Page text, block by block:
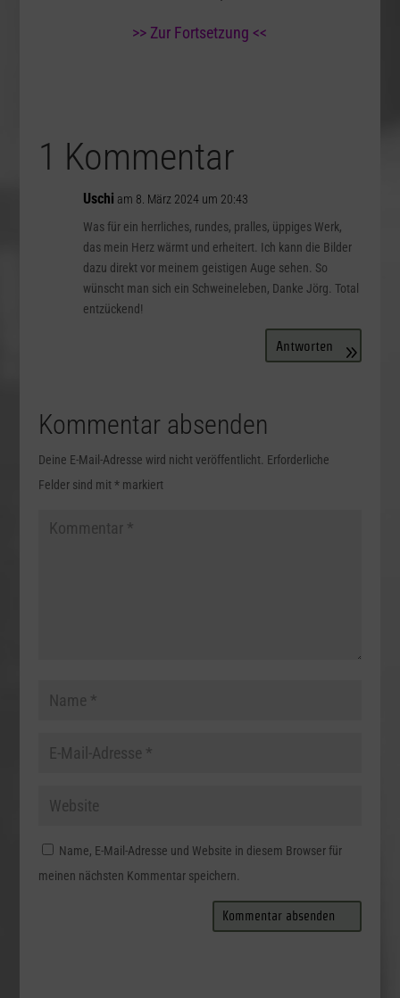
>> Zur Fortsetzung <<
1 Kommentar
Uschi am 8. März 2024 um 20:43
Was für ein herrliches, rundes, pralles, üppiges Werk,
das mein Herz wärmt und erheitert. Ich kann die Bilder
dazu direkt vor meinem geistigen Auge sehen. So
wünscht man sich ein Schweineleben, Danke Jörg. Total
entzückend!
Antworten
Kommentar absenden
Deine E-Mail-Adresse wird nicht veröffentlicht. Erforderliche
Felder sind mit*markiert
Name, E-Mail-Adresse und Website in diesem Browser für
meinen nächsten Kommentar speichern.